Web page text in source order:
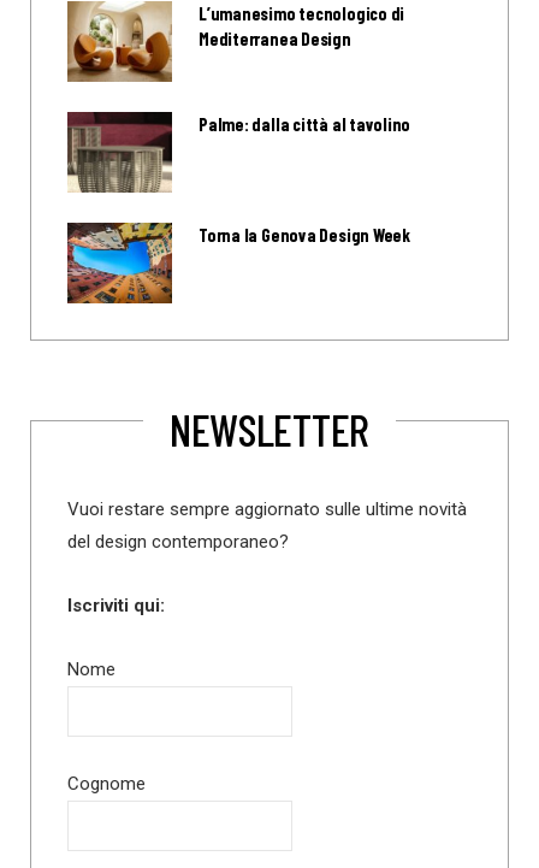
L’umanesimo tecnologico di
Mediterranea Design
Palme: dalla città al tavolino
Torna la Genova Design Week
NEWSLETTER
Vuoi restare sempre aggiornato sulle ultime novità
del design contemporaneo?
Iscriviti qui:
Nome
Cognome